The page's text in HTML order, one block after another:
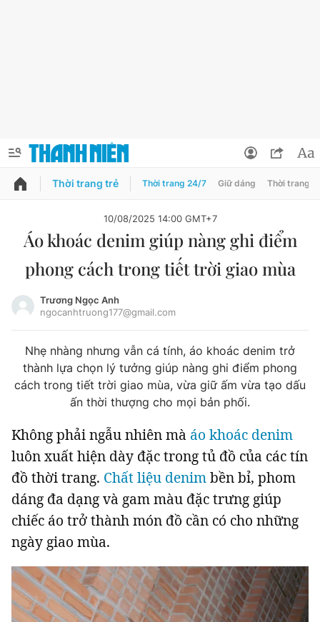
PODCAST QUẢNG CÁO
Chuyên mục
Chuyên mục khác
Chào ngày mới Tin 24h
Tin thị trường Tin 360
Video Podcasts
Magazine
Thông tin tòa soạn Liên hệ quảng cáo
Thông tin tài khoản
Đổi mật khẩu
Tin đã lưu
Đăng xuất
Thời trang trẻ Thời trang 24/7 Giữ dáng Thời trang
10/08/2025 14:00 GMT+7
Áo khoác denim giúp nàng ghi điểm
phong cách trong tiết trời giao mùa
Trương Ngọc Anh
ngocanhtruong177@gmail.com
Nhẹ nhàng nhưng vẫn cá tính, áo khoác denim trở
thành lựa chọn lý tưởng giúp nàng ghi điểm phong
cách trong tiết trời giao mùa, vừa giữ ấm vừa tạo dấu
ấn thời thượng cho mọi bản phối.
Không phải ngẫu nhiên mà áo khoác denim
luôn xuất hiện dày đặc trong tủ đồ của các tín
đồ thời trang. Chất liệu denimbền bỉ, phom
dáng đa dạng và gam màu đặc trưng giúp
chiếc áo trở thành món đồ cần có cho những
ngày giao mùa.